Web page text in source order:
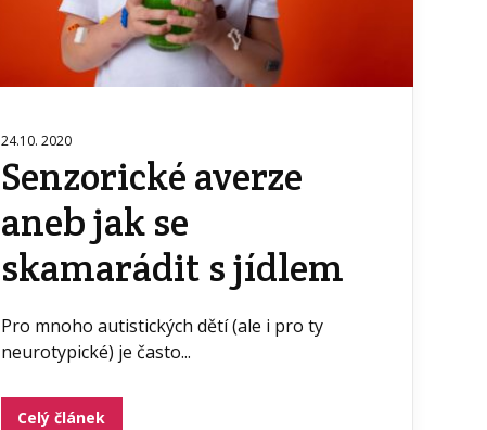
24.10. 2020
Senzorické averze
aneb jak se
skamarádit s jídlem
Pro mnoho autistických dětí (ale i pro ty
neurotypické) je často...
Celý článek